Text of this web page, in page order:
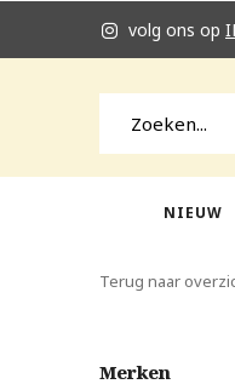
NIEUW
volg ons op
Terug naar
Merken